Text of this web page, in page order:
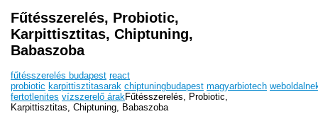
Fűtésszerelés, Probiotic,
Karpittisztitas, Chiptuning,
Babaszoba
fűtésszerelés budapest react
probiotic karpittisztitasarak chiptuningbudapest magyarbiotech
fertotlenites vízszerelő árakFűtésszerelés, Probiotic,
Karpittisztitas, Chiptuning, Babaszoba